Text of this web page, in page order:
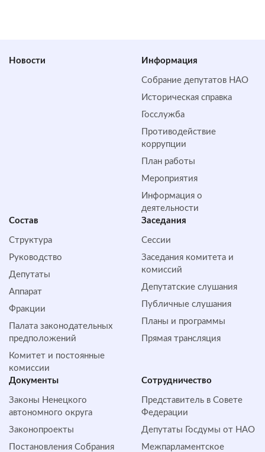
Новости Информация
Собрание депутатов НАО
Историческая справка
Госслужба
Противодействие
коррупции
План работы
Мероприятия
Информация о
деятельности
Состав
Структура
Руководство
Депутаты
Аппарат
Фракции
Палата законодательных
предположений
Комитет и постоянные
комиссии
Заседания
Сессии
Заседания комитета и
комиссий
Депутатские слушания
Публичные слушания
Планы и программы
Прямая трансляция
Документы
Законы Ненецкого
автономного округа
Законопроекты
Постановления Собрания
Сотрудничество
Представитель в Совете
Федерации
Депутаты Госдумы от НАО
Межпарламентское